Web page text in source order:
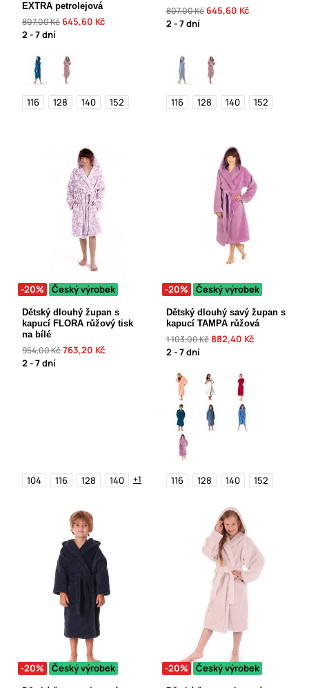
EXTRA petrolejová
807,00 Kč 645,60 Kč
2 - 7 dní
116 128 140 152
807,00 Kč 645,60 Kč
2 - 7 dní
116 128 140 152
-20% Český výrobek
Dětský dlouhý župan s
kapucí FLORA růžový tisk
na bílé
954,00 Kč763,20 Kč
2 - 7 dní
104 116 128 140 +1
-20% Český výrobek
Dětský dlouhý savý župan s
kapucí TAMPA růžová
1 103,00 Kč882,40 Kč
2 - 7 dní
116 128 140 152
-20% Český výrobek -20% Český výrobek